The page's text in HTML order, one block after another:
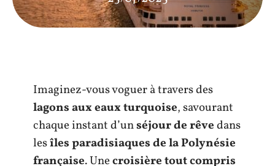
Imaginez-vous voguer à travers des
lagons aux eaux turquoise, savourant
chaque instant d’unséjour de rêvedans
lesîles paradisiaques de la Polynésie
française. Unecroisière tout compris